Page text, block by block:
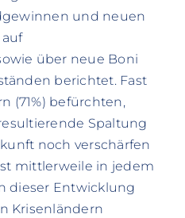
und neuen
über neue Boni
berichtet. Fast
(71%) befürchten,
Spaltung
noch verschärfen
mittlerweile in jedem
dieser Entwicklung
Krisenländern